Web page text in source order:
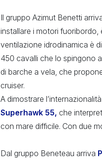
Il gruppo Azimut Benetti
installare i motori
ventilazione idrodinamica è
450 cavalli che lo spingono
di barche a vela, che
cruiser.
A dimostrare
Superhawk 55, che
con mare difficile. Con due
Dal gruppo Beneteau arriva